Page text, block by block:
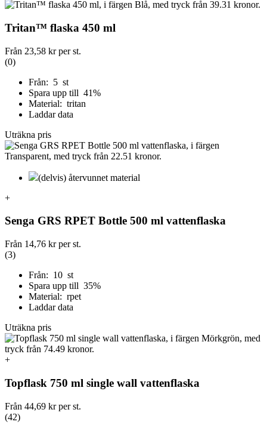
Tritan™ flaska 450 ml
Från 23,58 krper st.
(0)
Från: 5 st
Spara upp till 41%
Material: tritan
Laddar data
Uträkna pris
(delvis) återvunnet material
+
Senga GRS RPET Bottle 500 ml vattenflaska
Från 14,76 krper st.
(3)
Från: 10 st
Spara upp till 35%
Material: rpet
Laddar data
Uträkna pris
+
Topflask 750 ml single wall vattenflaska
Från 44,69 krper st.
(42)